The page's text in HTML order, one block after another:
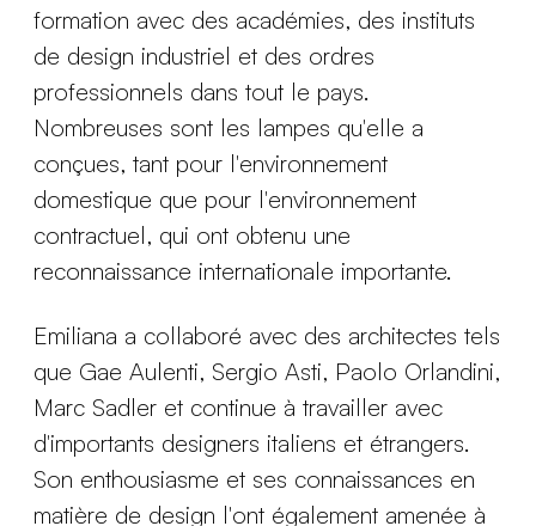
formation avec des académies, des instituts
de design industriel et des ordres
professionnels dans tout le pays.
Nombreuses sont les lampes qu'elle a
conçues, tant pour l'environnement
domestique que pour l'environnement
contractuel, qui ont obtenu une
reconnaissance internationale importante.
Emiliana a collaboré avec des architectes tels
que Gae Aulenti, Sergio Asti, Paolo Orlandini,
Marc Sadler et continue à travailler avec
d'importants designers italiens et étrangers.
Son enthousiasme et ses connaissances en
matière de design l'ont également amenée à